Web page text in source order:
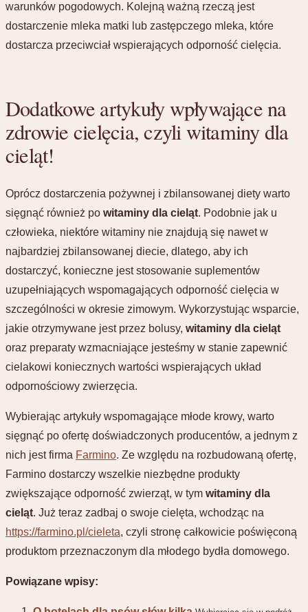
warunków pogodowych. Kolejną ważną rzeczą jest
dostarczenie mleka matki lub zastępczego mleka, które
dostarcza przeciwciał wspierających odporność cielęcia.
Dodatkowe artykuły wpływające na
zdrowie cielęcia, czyli witaminy dla
cieląt!
Oprócz dostarczenia pożywnej i zbilansowanej diety warto
sięgnąć również po witaminy dla cieląt. Podobnie jak u
człowieka, niektóre witaminy nie znajdują się nawet w
najbardziej zbilansowanej diecie, dlatego, aby ich
dostarczyć, konieczne jest stosowanie suplementów
uzupełniających wspomagających odporność cielęcia w
szczególności w okresie zimowym. Wykorzystując wsparcie,
jakie otrzymywane jest przez bolusy, witaminy dla cieląt
oraz preparaty wzmacniające jesteśmy w stanie zapewnić
cielakowi koniecznych wartości wspierających układ
odpornościowy zwierzęcia.
Wybierając artykuły wspomagające młode krowy, warto
sięgnąć po ofertę doświadczonych producentów, a jednym z
nich jest firma Farmino. Ze względu na rozbudowaną ofertę,
Farmino dostarczy wszelkie niezbędne produkty
zwiększające odporność zwierząt, w tym witaminy dla
cieląt. Już teraz zadbaj o swoje cielęta, wchodząc na
https://farmino.pl/cieleta, czyli stronę całkowicie poświęconą
produktom przeznaczonym dla młodego bydła domowego.
Powiązane wpisy: